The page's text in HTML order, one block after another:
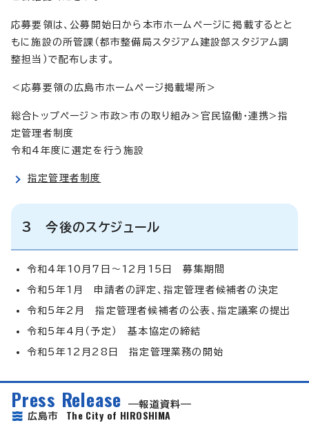
応募要領は、公募開始日から本市ホームページに掲載するとと
もに施設の所管課（都市整備局スタジアム建設部スタジアム調
整担当）で配布します。
＜応募要領の広島市ホームページ掲載場所＞
総合トップページ＞市政>市の取り組み>官民協働・連携>指
定管理者制度
令和4年度に選定を行う施設
指定管理者制度
3 今後のスケジュール
令和4年10月7日～12月15日 募集期間
令和5年1月 申請者の評定、指定管理者候補者の決定
令和5年2月 指定管理者候補者の公表、指定議案の提出
令和5年4月（予定） 基本協定の締結
令和5年12月28日 指定管理業務の開始
Press Release
報道資料
広島市 The City of HIROSHIMA